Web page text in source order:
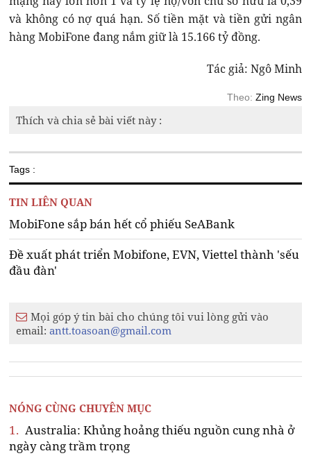
và không có nợ quá hạn. Số tiền mặt và tiền gửi ngân
hàng MobiFone đang nắm giữ là 15.166 tỷ đồng.
Tác giả: Ngô Minh
Theo: Zing News
Thích và chia sẻ bài viết này :
Tags :
TIN LIÊN QUAN
MobiFone sắp bán hết cổ phiếu SeABank
Đề xuất phát triển Mobifone, EVN, Viettel thành 'sếu
đầu đàn'
Mọi góp ý tin bài cho chúng tôi vui lòng gửi vào
email:antt.toasoan@gmail.com
NÓNG CÙNG CHUYÊN MỤC
1. Australia: Khủng hoảng thiếu nguồn cung nhà ở
ngày càng trầm trọng